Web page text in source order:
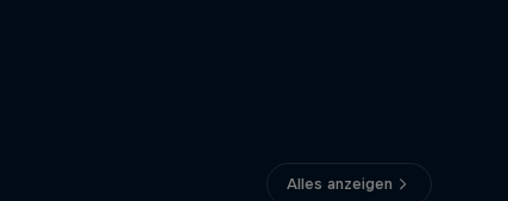
Alles anzeigen